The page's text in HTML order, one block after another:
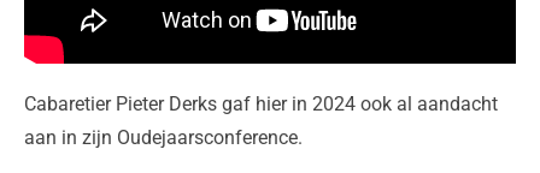
Cabaretier Pieter Derks gaf hier in 2024 ook al aandacht
aan in zijn Oudejaarsconference.